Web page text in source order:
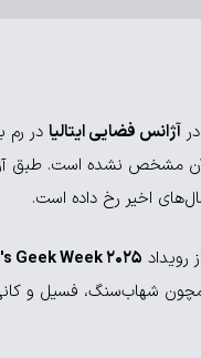
آژانس فضایی ایتالیا در رم
مشخص نشده است. طبق
اخیر رخ داده است.
Geek Week 2025